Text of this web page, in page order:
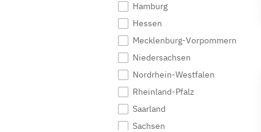
Hamburg
Hessen
Mecklenburg-Vorpommern
Niedersachsen
Nordrhein-Westfalen
Rheinland-Pfalz
Saarland
Sachsen